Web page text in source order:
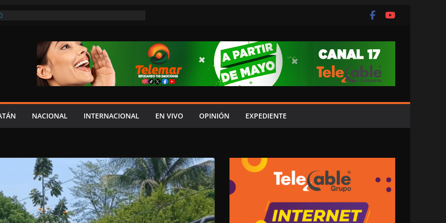
EN POMUCH, HECELCHAKÁN; ¿Y LA
LAYDA Y MARCELA?
JAGUAR: 06 DE AGOSTO DE 2026
Y MAYOR INSEGURIDAD CON
NACIONAL INTERNACIONAL EN VIVO OPINIÓN EXPEDIENTE